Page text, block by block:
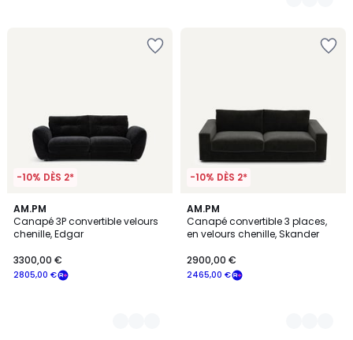
-10% DÈS 2*
AM.PM
Canapé 3P convertible velours
chenille, Edgar
2805,00 €
3300,00 €
8
Couleurs
-10% DÈS 2*
AM.PM
Canapé convertible 3 places,
en velours chenille, Skander
2465,00 €
2900,00 €
8
Couleurs